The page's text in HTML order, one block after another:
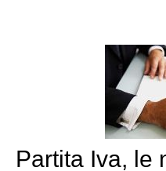
Partita Iva, le